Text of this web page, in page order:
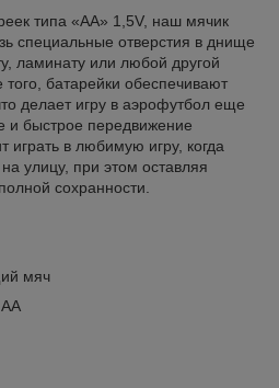
типа «АА» 1,5V, наш мячик
специальные отверстия в днище
ламинату или любой другой
батарейки обеспечивают
делает игру в аэрофутбол еще
и быстрое передвижение
играть в любимую игру, когда
улицу, при этом оставляя
сохранности.
мяч
АА